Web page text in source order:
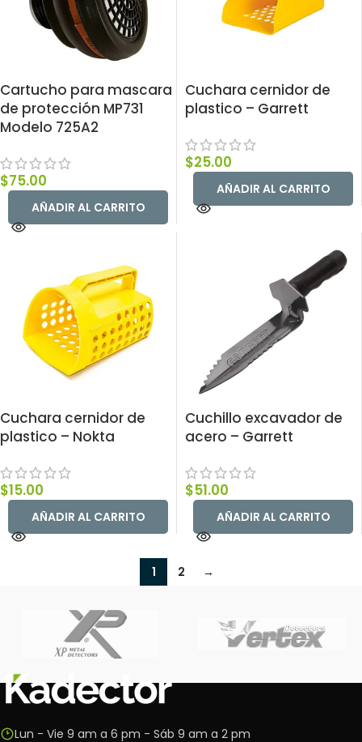
Cartucho para mascara
de protección MP731
Modelo 725A2
$75.00
AÑADIR AL CARRITO
Cuchara cernidor de
plastico – Garrett
$25.00
AÑADIR AL CARRITO
Cuchara cernidor de
plastico – Nokta
$15.00
AÑADIR AL CARRITO
Cuchillo excavador de
acero – Garrett
$51.00
AÑADIR AL CARRITO
1 2 →
Lun - Vie 9 am a 6 pm - Sáb 9 am a 2 pm